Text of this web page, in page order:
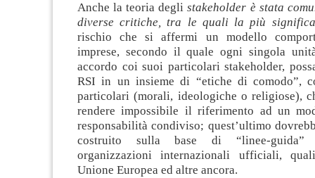
Anche la teoria deglistakeholder è stata
diverse critiche, tra le quali la più
rischio che si affermi un modello
imprese, secondo il quale ogni singola
accordo coi suoi particolari stakeholder,
RSI in un insieme di “etiche di comodo”,
particolari (morali, ideologiche o religiose),
rendere impossibile il riferimento ad un
responsabilità condiviso; quest’ultimo
costruito sulla base di “linee-guida”
organizzazioni internazionali ufficiali,
Unione Europea ed altre ancora.